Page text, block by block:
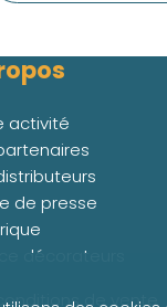
activité
de presse
décorateurs
de vente